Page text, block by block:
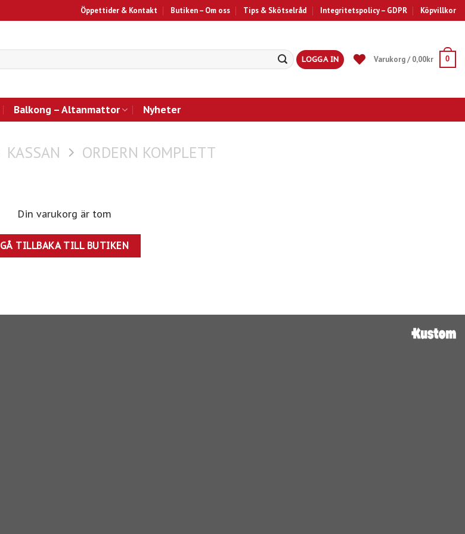
Öppettider & Kontakt Butiken – Om oss Tips & Skötselråd Integritetspolicy – GDPR Köpvillkor
LOGGA IN Varukorg /0,00kr 0
Balkong – Altanmattor Nyheter
KASSAN ORDERN KOMPLETT
Din varukorg är tom
GÅ TILLBAKA TILL BUTIKEN